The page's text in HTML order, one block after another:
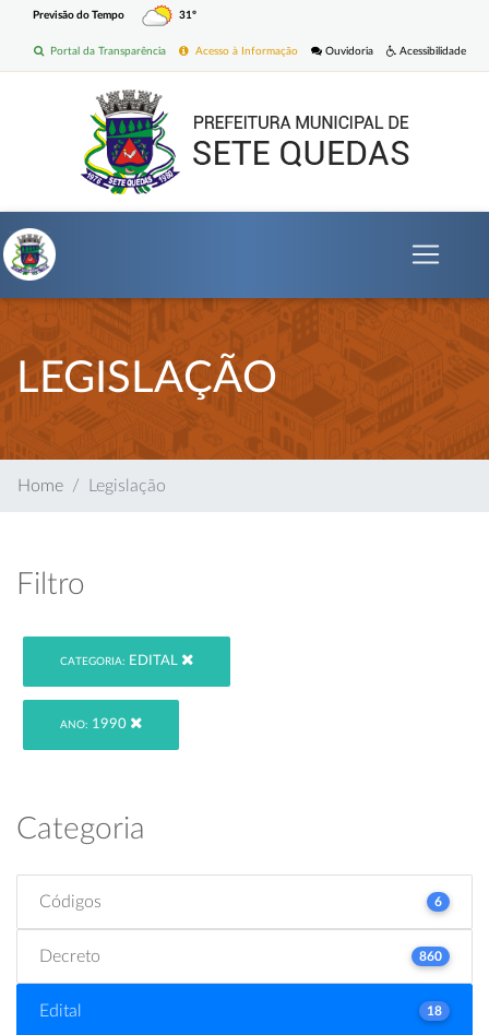
Previsão do Tempo 31º
Acessibilidade
Ouvidoria
Acesso à Informação
Portal da Transparência
LEGISLAÇÃO
Home Legislação
Filtro
CATEGORIA: EDITAL
ANO: 1990
Categoria
Códigos 6
Decreto 860
Edital 18